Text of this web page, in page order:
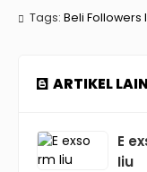
Tags: Beli Followers
ARTIKEL
E
Iiu